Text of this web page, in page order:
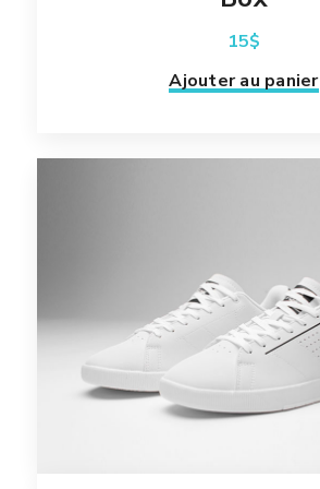
15$
Ajouter au panier